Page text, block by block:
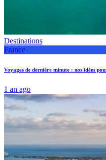
Destinations
France
Voyages de dernière minute : nos idées
1 an ago